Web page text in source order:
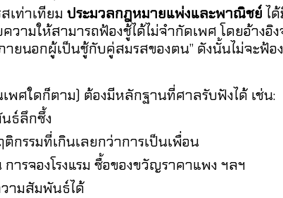
ท่าเทียม ประมวลกฎหมายแพ่งและพาณิชย์ ไ
วามให้สามารถฟ้องชู้ได้ไม่จำกัดเพศ โดยอ้างอิ
นอกผู้เป็นชู้กับคู่สมรสของตน” ดังนั้นไม่จะฟ้อ
ใดก็ตาม) ต้องมีหลักฐานที่ศาลรับฟังได้ เช่น:
ธ์ลึกซึ้ง
รมที่เกินเลยกว่าการเป็นเพื่อน
จองโรงแรม ซื้อของขวัญราคาแพง ฯลฯ
มสัมพันธ์ได้